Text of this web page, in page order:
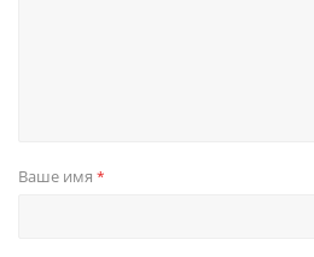
Ваше имя *